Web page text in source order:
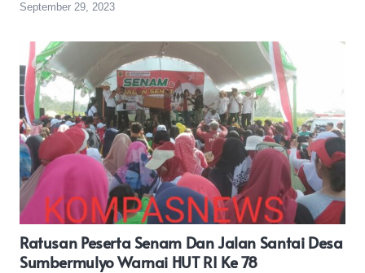
September 29, 2023
Ratusan Peserta Senam Dan Jalan Santai Desa
Sumbermulyo Warnai HUT RI Ke 78